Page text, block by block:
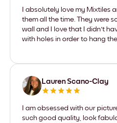
I absolutely love my Mixtiles
them all the time. They were
wall and I love that I didn't
with holes in order to hang
Lauren Scano-Clay
I am obsessed with our
such good quality, look